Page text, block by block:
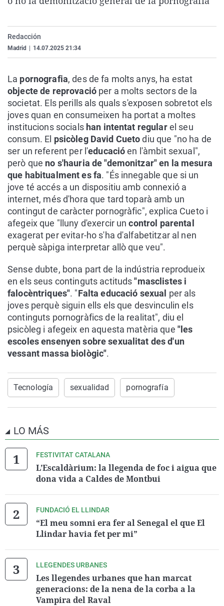
La rosa de los vientos
Gente viajera
Caso
Retornados
Operación Viuda
Extremadura
Galicia
Navarra
País Vasco
Virales
Televisión
Redacción
Madrid 14.07.2025 21:34
La pornografia, des de fa molts anys, ha estat
objecte de reprovació per a molts sectors de la
societat. Els perills als quals s'exposen sobretot els
joves quan en consumeixen ha portat a moltes
institucions socials han intentat regularel seu
consum. El psicòleg David Cuetodiu que "no ha de
ser un referent per l'educacióen l'àmbit sexual",
però que no s'hauria de "demonitzar" en la mesura
que habitualment es fa. "És innegable que si un
jove té accés a un dispositiu amb connexió a
internet, més d'hora que tard toparà amb un
contingut de caràcter pornogràfic", explica Cueto i
afegeix que "lluny d'exercir uncontrol parental
exagerat per evitar-ho s'ha d'alfabetitzar al nen
perquè sàpiga interpretar allò que veu".
Sense dubte, bona part de la indústria reprodueix
en els seus continguts actituds"masclistes i
falocèntriques". "Falta educació sexual per als
joves perquè siguin ells els que desvinculin els
continguts pornogràfics de la realitat", diu el
psicòleg i afegeix en aquesta matèria que "les
escoles ensenyen sobre sexualitat des d'un
vessant massa biològic".
Tecnología sexualidad pornografía
LO MÁS
FESTIVITAT CATALANA
L’Escaldàrium: la llegenda de foc i aigua que
dona vida a Caldes de Montbui
FUNDACIÓ EL LLINDAR
“El meu somni era fer al Senegal el que El
Llindar havia fet per mi”
LLEGENDES URBANES
Les llegendes urbanes que han marcat
generacions: de la nena de la corba a la
Vampira del Raval